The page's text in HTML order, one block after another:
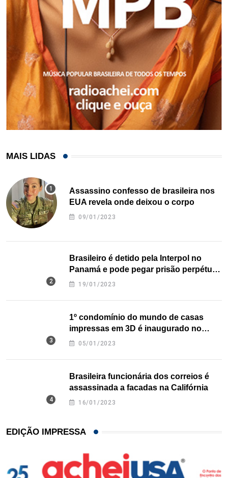
MAIS LIDAS
Assassino confesso de brasileira nos
EUA revela onde deixou o corpo
09/01/2023
Brasileiro é detido pela Interpol no
Panamá e pode pegar prisão perpétua
nos EUA
19/01/2023
1º condomínio do mundo de casas
impressas em 3D é inaugurado no
Texas
05/01/2023
Brasileira funcionária dos correios é
assassinada a facadas na Califórnia
16/01/2023
EDIÇÃO IMPRESSA